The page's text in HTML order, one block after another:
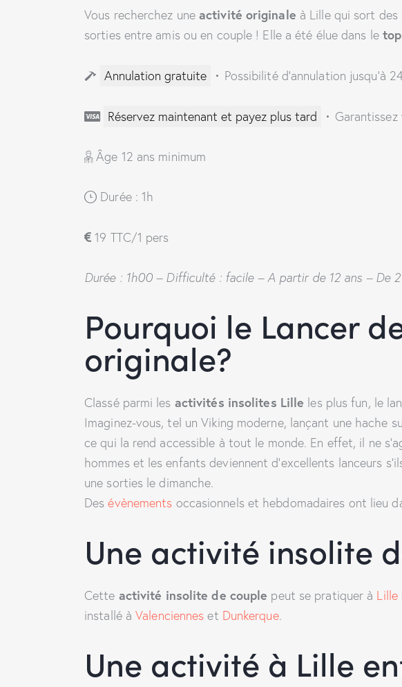
Vous recherchez une activité originale à Lille qui sort
sorties entre amis ou en couple ! Elle a été élue dans le
Annulation gratuite • Possibilité d’annulation jusqu’à
Réservez maintenant et payez plus tard •
Âge 12 ans minimum
Durée : 1h
19 TTC/1 pers
Durée : 1h00 – Difficulté : facile – A partir de 12 ans – De
Pourquoi le Lancer
originale?
Classé parmi les activités insolites Lille les plus fun, le
Imaginez-vous, tel un Viking moderne, lançant une hache
ce qui la rend accessible à tout le monde. En effet, il ne
hommes et les enfants deviennent d’excellents lanceurs
une sorties le dimanche.
Desévènements occasionnels et hebdomadaires ont lieu
Une activité insolite
Cette activité insolite de couple peut se pratiquer à Lille
installé àValenciennes et Dunkerque.
Une activité à Lille